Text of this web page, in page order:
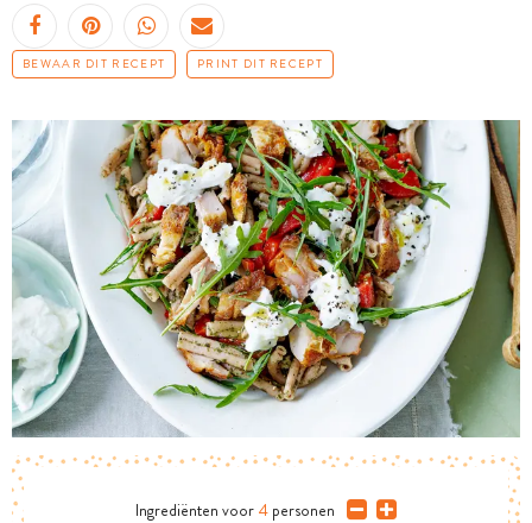
BEWAAR DIT RECEPT PRINT DIT RECEPT
Ingrediënten voor 4 personen